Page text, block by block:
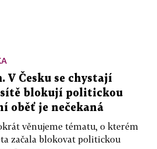
V Česku se chystají
sítě blokují politickou
oběť je nečekaná
věnujeme tématu, o kterém
začala blokovat politickou